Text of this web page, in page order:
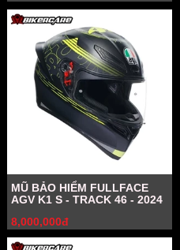
MŨ BẢO HIỂM FULLFACE
AGV K1 S - TRACK 46 - 2024
8,000,000đ